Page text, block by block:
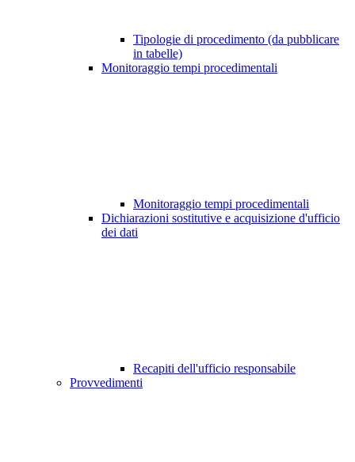
Tipologie di procedimento (da pubblicare
in tabelle)
Monitoraggio tempi procedimentali
Monitoraggio tempi procedimentali
Dichiarazioni sostitutive e acquisizione d'ufficio
dei dati
Recapiti dell'ufficio responsabile
Provvedimenti